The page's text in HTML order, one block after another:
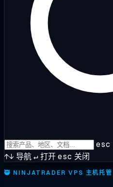
esc
↑↓ 导航↵打开esc 关闭
🥷 NINJATRADER VPS 主机托管